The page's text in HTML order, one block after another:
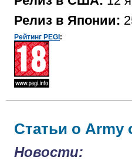
Релиз в Японии:
Рейтинг PEGI :
Статьи о Army
Новости: